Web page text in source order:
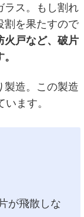
ラス。もし割れ
割を果たすので
火戸など、破片
製造。この製造
ます。
が飛散しな